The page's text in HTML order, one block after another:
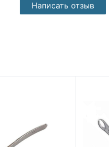
Написать отзыв